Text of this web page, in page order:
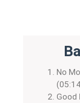
No
Good